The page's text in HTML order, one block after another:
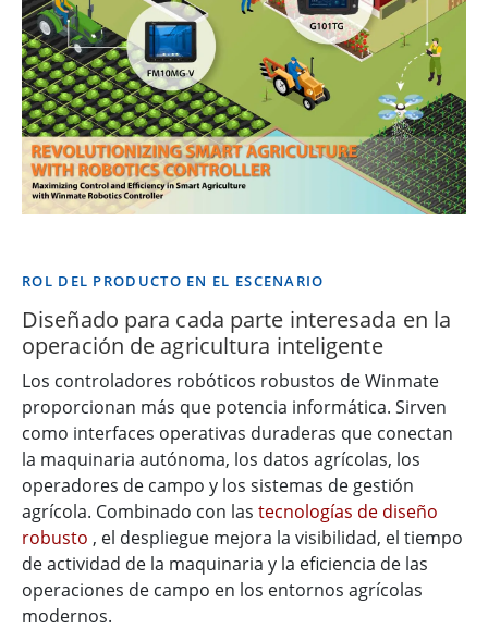
ROL DEL PRODUCTO EN EL ESCENARIO
Diseñado para cada parte interesada en la
operación de agricultura inteligente
Los controladores robóticos robustos de Winmate
proporcionan más que potencia informática. Sirven
como interfaces operativas duraderas que conectan
la maquinaria autónoma, los datos agrícolas, los
operadores de campo y los sistemas de gestión
agrícola. Combinado con las tecnologías de diseño
robusto , el despliegue mejora la visibilidad, el tiempo
de actividad de la maquinaria y la eficiencia de las
operaciones de campo en los entornos agrícolas
modernos.